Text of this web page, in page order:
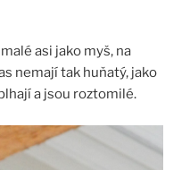
asi jako myš, na
nemají tak huňatý, jako
a jsou roztomilé.